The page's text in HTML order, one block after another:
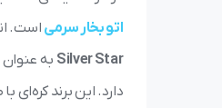
اتو بخار سرمی است.
Silver Star به عنوان
دارد. این برند